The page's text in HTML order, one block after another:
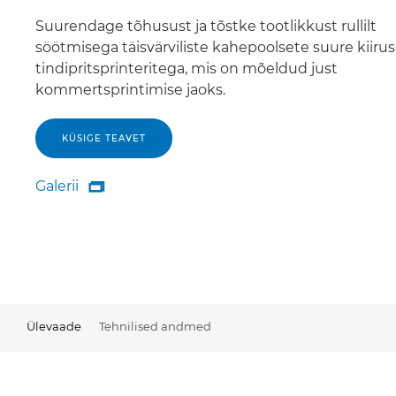
Suurendage tõhusust ja tõstke tootlikkust rullilt
söötmisega täisvärviliste kahepoolsete suure
tindipritsprinteritega, mis on mõeldud just
kommertsprintimise jaoks.
KÜSIGE TEAVET
Galerii
Galerii

Ülevaade Tehnilised andmed